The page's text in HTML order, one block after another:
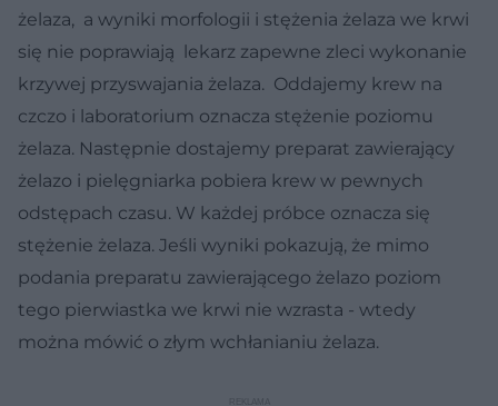
żelaza, a wyniki morfologii i stężenia żelaza we krwi
się nie poprawiają lekarz zapewne zleci wykonanie
krzywej przyswajania żelaza. Oddajemy krew na
czczo i laboratorium oznacza stężenie poziomu
żelaza. Następnie dostajemy preparat zawierający
żelazo i pielęgniarka pobiera krew w pewnych
odstępach czasu. W każdej próbce oznacza się
stężenie żelaza. Jeśli wyniki pokazują, że mimo
podania preparatu zawierającego żelazo poziom
tego pierwiastka we krwi nie wzrasta - wtedy
można mówić o złym wchłanianiu żelaza.